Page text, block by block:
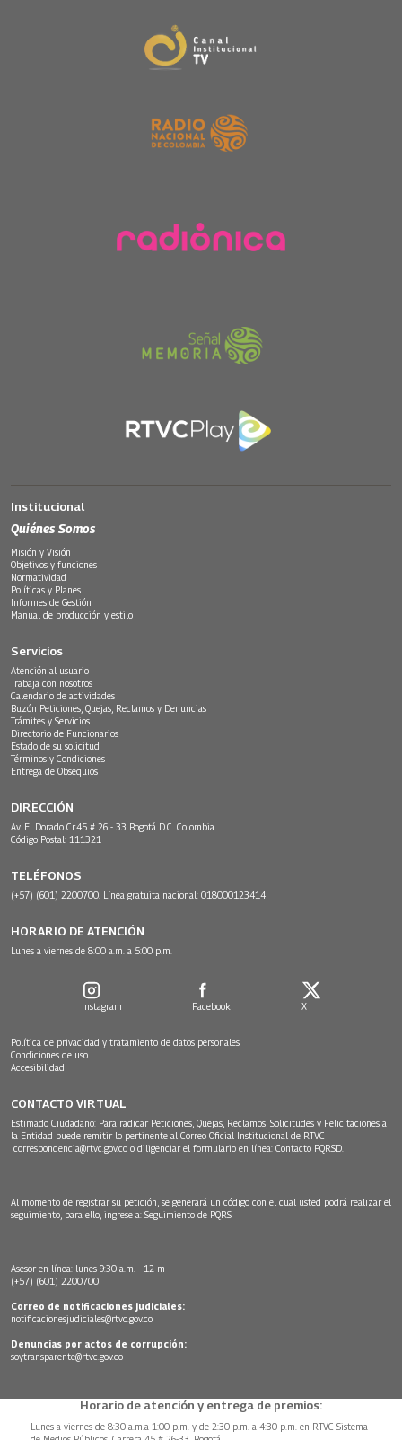
Institucional
Quiénes Somos
Misión y Visión
Objetivos y funciones
Normatividad
Políticas y Planes
Informes de Gestión
Manual de producción y estilo
Servicios
Atención al usuario
Trabaja con nosotros
Calendario de actividades
Buzón Peticiones, Quejas, Reclamos y Denuncias
Trámites y Servicios
Directorio de Funcionarios
Estado de su solicitud
Términos y Condiciones
Entrega de Obsequios
DIRECCIÓN
Av. El Dorado Cr.45 # 26 - 33 Bogotá D.C. Colombia.
Código Postal: 111321
TELÉFONOS
(+57) (601) 2200700. Línea gratuita nacional: 018000123414
HORARIO DE ATENCIÓN
Lunes a viernes de 8:00 a.m. a 5:00 p.m.
Instagram Facebook X
Política de privacidad y tratamiento de datos personales
Condiciones de uso
Accesibilidad
CONTACTO VIRTUAL
Estimado Ciudadano: Para radicar Peticiones, Quejas, Reclamos, Solicitudes y Felicitaciones a
la Entidad puede remitir lo pertinente al Correo Oficial Institucional de RTVC
correspondencia@rtvc.gov.co o diligenciar el formulario en línea: Contacto PQRSD.
Al momento de registrar su petición, se generará un código con el cual usted podrá realizar el
seguimiento, para ello, ingrese a: Seguimiento de PQRS
Asesor en línea: lunes 9:30 a.m. - 12 m
(+57) (601) 2200700
Correo de notificaciones judiciales:
notificacionesjudiciales@rtvc.gov.co
Denuncias por actos de corrupción:
soytransparente@rtvc.gov.co
Horario de atención y entrega de premios:
Lunes a viernes de 8:30 a.m.a 1:00 p.m. y de 2:30 p.m. a 4:30 p.m. en RTVC Sistema